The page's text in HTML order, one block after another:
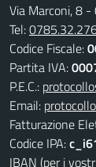
Via Marconi, 8
Tel:
Codice Fiscale:
Partita IVA:
P.E.C.:
Email:
Fatturazione
Codice IPA:
IBAN (per i